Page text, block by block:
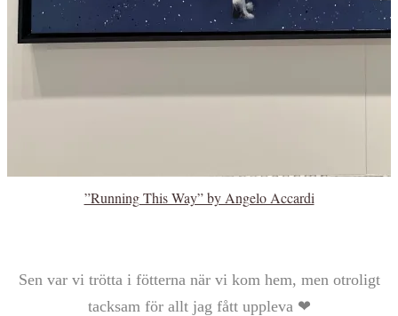
”Running This Way” by Angelo Accardi
Sen var vi trötta i fötterna när vi kom hem, men otroligt
tacksam för allt jag fått uppleva ❤